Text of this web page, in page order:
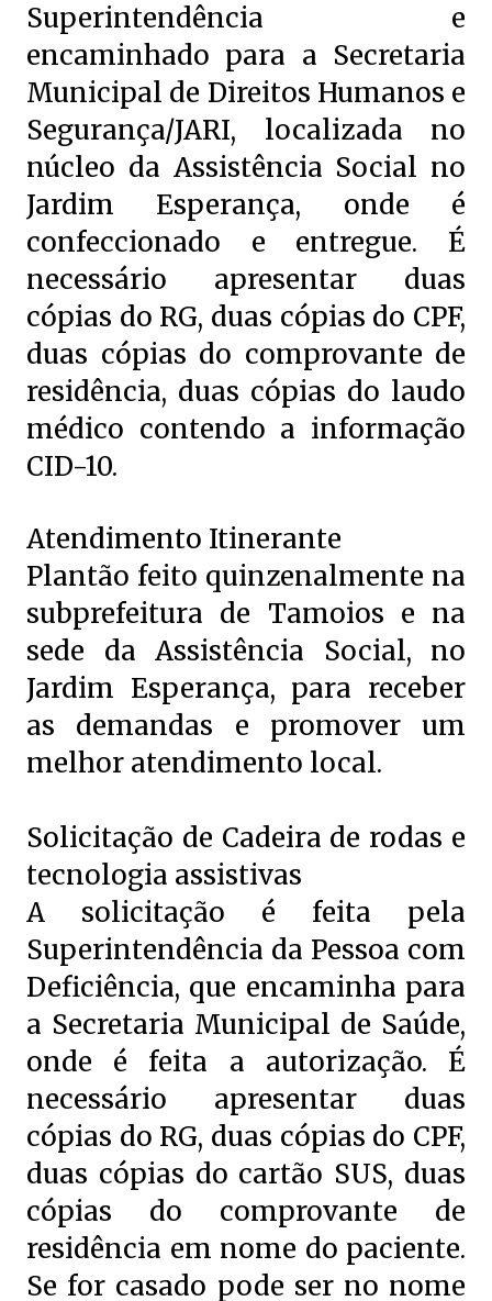
Superintendência e
encaminhado para a Secretaria
Municipal de Direitos Humanos e
Segurança/JARI, localizada no
núcleo da Assistência Social no
Jardim Esperança, onde é
confeccionado e entregue. É
necessário apresentar duas
cópias do RG, duas cópias do CPF,
duas cópias do comprovante de
residência, duas cópias do laudo
médico contendo a informação
CID-10.
Atendimento Itinerante
Plantão feito quinzenalmente na
subprefeitura de Tamoios e na
sede da Assistência Social, no
Jardim Esperança, para receber
as demandas e promover um
melhor atendimento local.
Solicitação de Cadeira de rodas e
tecnologia assistivas
A solicitação é feita pela
Superintendência da Pessoa com
Deficiência, que encaminha para
a Secretaria Municipal de Saúde,
onde é feita a autorização. É
necessário apresentar duas
cópias do RG, duas cópias do CPF,
duas cópias do cartão SUS, duas
cópias do comprovante de
residência em nome do paciente.
Se for casado pode ser no nome